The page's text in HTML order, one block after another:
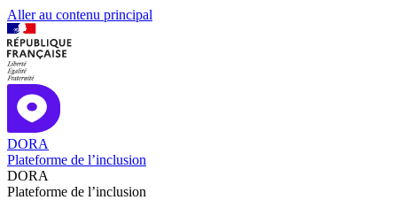
Aller au contenu principal
DORA
Plateforme de l’inclusion
DORA
Plateforme de l’inclusion